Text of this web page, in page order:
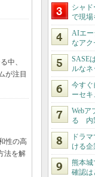
中、
が注目
性の高
法を解
シャ
で現場
AIエー
なアク
SASE
ルな
今す
ーセ
Webア
る 内
ドラ
ける
熊本城
確認は